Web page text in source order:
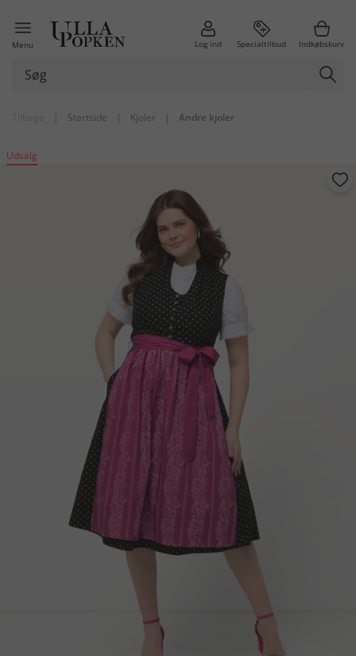
Menu Log ind Specialtilbud Indkøbskurv
| Startside | Kjoler | Andre kjoler
Udsalg